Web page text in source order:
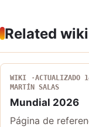
Related wiki
WIKI ACTUALIZADO
MARTÍN SALAS
Mundial 2026
Página de